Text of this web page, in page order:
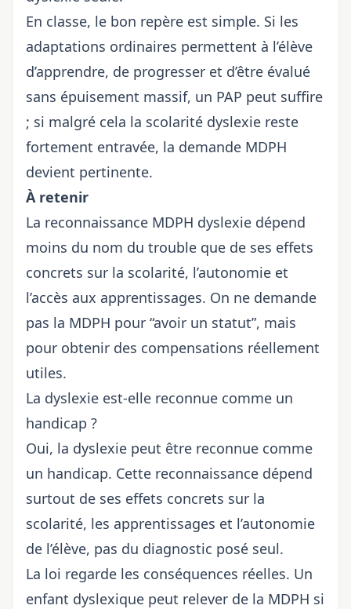
En classe, le bon repère est simple. Si les
adaptations ordinaires permettent à l’élève
d’apprendre, de progresser et d’être évalué
sans épuisement massif, un PAP peut suffire
; si malgré cela la scolarité dyslexie reste
fortement entravée, la demande MDPH
devient pertinente.
À retenir
La reconnaissance MDPH dyslexie dépend
moins du nom du trouble que de ses effets
concrets sur la scolarité, l’autonomie et
l’accès aux apprentissages. On ne demande
pas la MDPH pour “avoir un statut”, mais
pour obtenir des compensations réellement
utiles.
La dyslexie est-elle reconnue comme un
handicap ?
Oui, la dyslexie peut être reconnue comme
un handicap. Cette reconnaissance dépend
surtout de ses effets concrets sur la
scolarité, les apprentissages et l’autonomie
de l’élève, pas du diagnostic posé seul.
La loi regarde les conséquences réelles. Un
enfant dyslexique peut relever de la MDPH si